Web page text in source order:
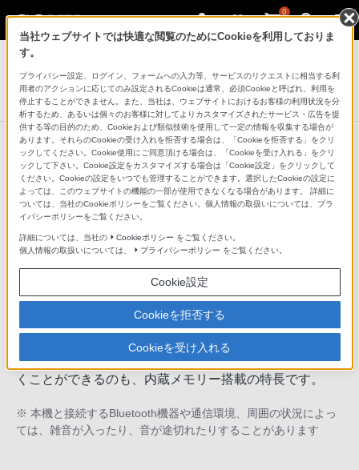
0
ポータブルオーディオプレーヤー ウォークマン
ウォークマンWシリーズ[メモリータイプ]
NW-WS620シリーズ
Bluetooth（R）ヘッドホンとしても
使える、より幅広いシーンで活躍す
るスポーツタイプのウォークマン
Bluetooth（R）とメモリーの両方を、約32gの軽量ボデ
ィに搭載。スマホとつなげてストリーミング配信や
YouTube（TM）、インターネットラジオなどを楽しみな
がらトレーニングしたり、内蔵メモリーに楽曲を保存し
て、これ1台で身軽に走り出したり。水泳時に音楽を聴
くことができるのも、内蔵メモリー搭載の特長です。
※ 本機と接続するBluetooth機器や通信環境、周囲の状況によっ
ては、雑音が入ったり、音が途切れたりすることがあります
当社ウェブサイトでは快適な閲覧のためにCookieを利用しておりま
す。
プライバシー設定、ログイン、フォームへの入力等、サービスのリクエストに相当する利
用者のアクションに応じてのみ設定されるCookieは通常、必須Cookieと呼ばれ、利用を
停止することができません。また、当社は、ウェブサイトにおけるお客様の利用状況を分
析するため、あるいは個々のお客様に対してよりカスタマイズされたサービス・広告を提
供する等の目的のため、Cookieおよび類似技術を使用して一定の情報を収集する場合が
あります。それらのCookieの受け入れを拒否する場合は、「Cookieを拒否する」をクリ
ックしてください。Cookie使用にご同意頂ける場合は、「Cookieを受け入れる」をクリ
ックして下さい。Cookie設定をカスタマイズする場合は「Cookie設定」をクリックして
ください。Cookieの設定をいつでも管理することができます。選択したCookieの設定に
よっては、このウェブサイトの機能の一部が使用できなくなる場合があります。 詳細に
ついては、当社のCookieポリシーをご覧ください。個人情報の取扱いについては、プラ
イバシーポリシーをご覧ください。
詳細については、当社の Cookieポリシー をご覧ください。
個人情報の取扱いについては、
プライバシーポリシー をご覧ください。
Cookie設定
Cookieを拒否する
Cookieを受け入れる